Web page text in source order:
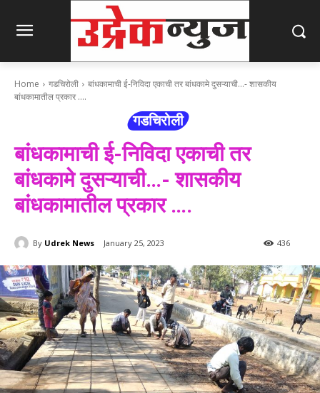
Home गडचिरोली
बांधकामाची ई-निविदा एकाची तर बांधकामे दुसऱ्याची...- शासकीय
बांधकामातील प्रकार ....
गडचिरोली
बांधकामाची ई-निविदा एकाची तर
बांधकामे दुसऱ्याची…- शासकीय
बांधकामातील प्रकार ….
By Udrek News January 25, 2023 436